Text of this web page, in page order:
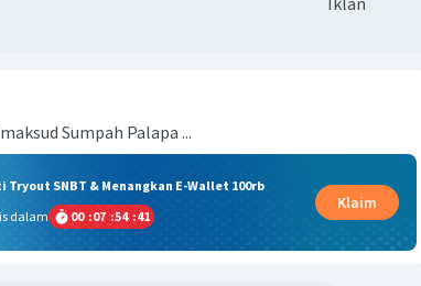
Sumpah Palapa ...
Tryout SNBT & Menangkan E-Wallet 100rb
dalam
00 :07 :54 :40
Klaim